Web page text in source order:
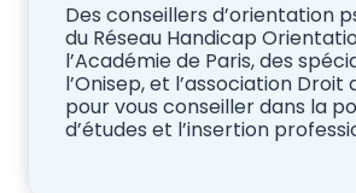
Des conseillers d’orientation
du Réseau Handicap
l’Académie de Paris, des
l’Onisep, et l’association Droit
pour vous conseiller dans la
d’études et l’insertion